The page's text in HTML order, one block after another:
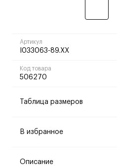
Артикул
I033063-89.XX
Код товара
506270
Таблица размеров
В избранное
Описание